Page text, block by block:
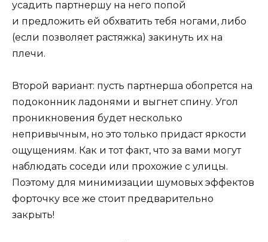
усадить партнершу на него попой
и предложить ей обхватить тебя ногами, либо
(если позволяет растяжка) закинуть их на
плечи.
Второй вариант: пусть партнерша обопрется на
подоконник ладонями и выгнет спину. Угол
проникновения будет несколько
непривычным, но это только придаст яркости
ощущениям. Как и тот факт, что за вами могут
наблюдать соседи или прохожие с улицы.
Поэтому для минимизации шумовых эффектов
форточку все же стоит предварительно
закрыть!